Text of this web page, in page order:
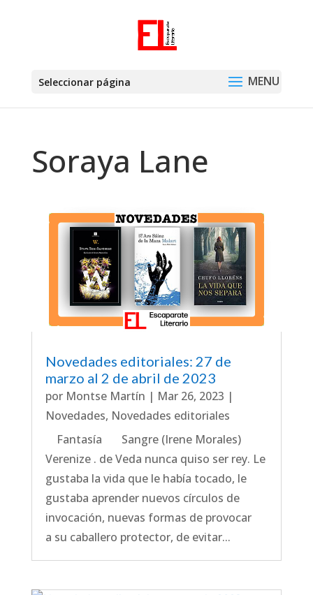
Seleccionar página
Soraya Lane
Novedades editoriales: 27 de
marzo al 2 de abril de 2023
por Montse Martín | Mar 26, 2023 |
Novedades, Novedades editoriales
Fantasía Sangre (Irene Morales)
Verenize . de Veda nunca quiso ser rey. Le
gustaba la vida que le había tocado, le
gustaba aprender nuevos círculos de
invocación, nuevas formas de provocar
a su caballero protector, de evitar...